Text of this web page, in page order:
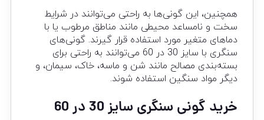
همچنین، این گونی‌ها به راحتی می‌توانند در شرایط
سخت و نامساعد محیطی مانند مناطق مرطوب یا با
دماهای متغیر مورد استفاده قرار گیرند. گونی‌های
سنگری با سایز 30 در 60 می‌توانند به راحتی برای
بسته‌بندی مصالح مانند شن و ماسه، خاک، سیمان، و
دیگر مواد سنگین استفاده شوند.
خرید گونی سنگری سایز 30 در 60